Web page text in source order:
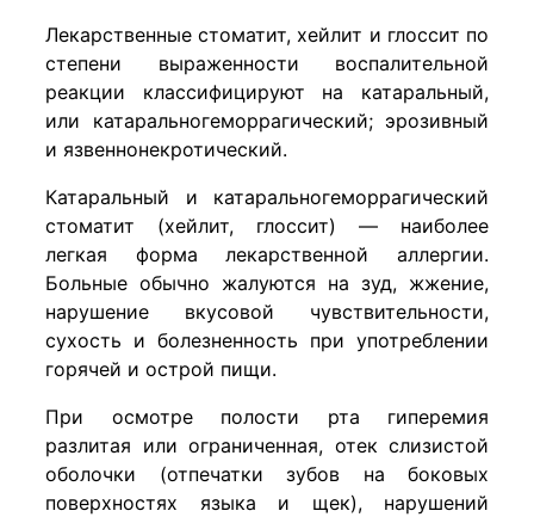
Лекарственные стоматит, хейлит и глоссит по
степени выраженности воспалительной
реакции классифицируют на катаральный,
или катаральногеморрагический; эрозивный
и язвеннонекротический.
Катаральный и катаральногеморрагический
стоматит (хейлит, глоссит) — наиболее
легкая форма лекарственной аллергии.
Больные обычно жалуются на зуд, жжение,
нарушение вкусовой чувствительности,
сухость и болезненность при употреблении
горячей и острой пищи.
При осмотре полости рта гиперемия
разлитая или ограниченная, отек слизистой
оболочки (отпечатки зубов на боковых
поверхностях языка и щек), нарушений